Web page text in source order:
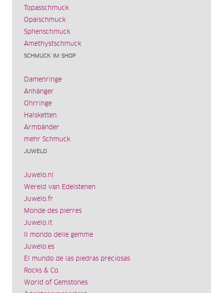
Topasschmuck
Opalschmuck
Sphenschmuck
Amethystschmuck
SCHMUCK IM SHOP
Damenringe
Anhänger
Ohrringe
Halsketten
Armbänder
mehr Schmuck
JUWELO
Juwelo.nl
Wereld van Edelstenen
Juwelo.fr
Monde des pierres
Juwelo.it
Il mondo delle gemme
Juwelo.es
El mundo de las piedras preciosas
Rocks & Co.
World of Gemstones